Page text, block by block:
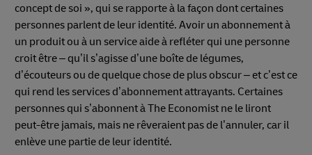
concept de soi », qui se rapporte à la façon dont certaines
personnes parlent de leur identité. Avoir un abonnement à
un produit ou à un service aide à refléter qui une personne
croit être – qu’il s’agisse d’une boîte de légumes,
d’écouteurs ou de quelque chose de plus obscur – et c’est ce
qui rend les services d’abonnement attrayants. Certaines
personnes qui s’abonnent à The Economist ne le liront
peut-être jamais, mais ne rêveraient pas de l’annuler, car il
enlève une partie de leur identité.